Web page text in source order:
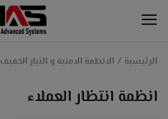
الرئيسية الانظمة الامنية و التيار الخفيف
انظمة انتظار العملاء